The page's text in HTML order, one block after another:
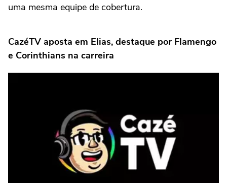
uma mesma equipe de cobertura.
CazéTV aposta em Elias, destaque por Flamengo
e Corinthians na carreira